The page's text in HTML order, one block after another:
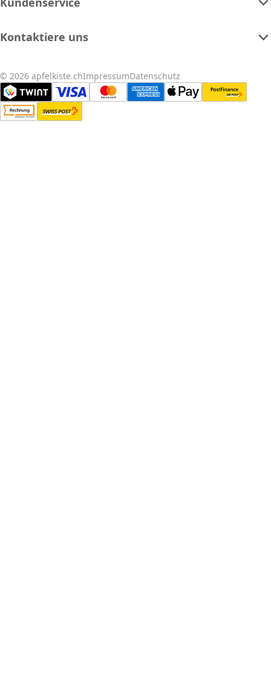
Kontaktiere uns
© 2026 apfelkiste.chImpressumDatenschutz